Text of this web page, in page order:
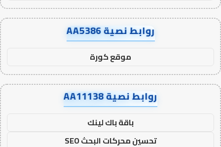
روابط نصية AA5386
موقع كورة
روابط نصية AA11138
باقة باك لينك
تحسين محركات البحث SEO